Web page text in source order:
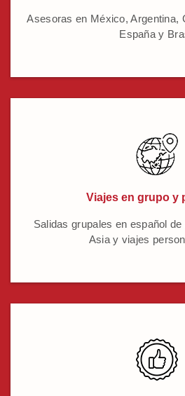
Asesoras en México, Argentina,
España y
Viajes en grupo y
Salidas grupales en español
Asia y viajes